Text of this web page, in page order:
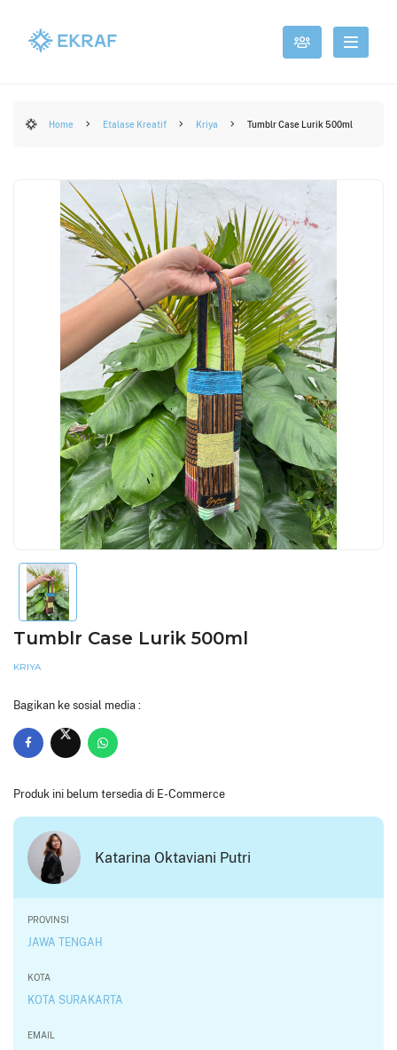
Home Etalase Kreatif Kriya Tumblr Case Lurik 500ml
Tumblr Case Lurik 500ml
KRIYA
Bagikan ke sosial media :
Produk ini belum tersedia di E-Commerce
Katarina Oktaviani Putri
PROVINSI
JAWA TENGAH
KOTA
KOTA SURAKARTA
EMAIL